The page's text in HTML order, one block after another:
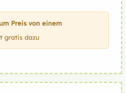
Preis von einem
gratis dazu